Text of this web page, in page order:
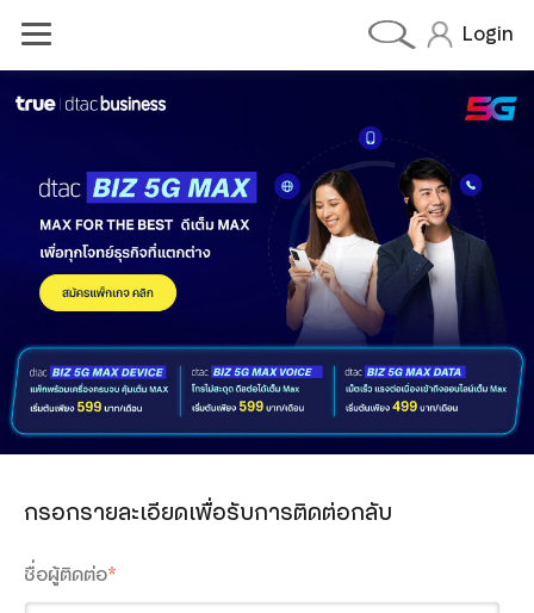
Login
dtac BIZ 5G MAX DATA
dtac BIZ 5G MAX VOICE
dtac BIZ 5G MAX DEVICE
OneCall
Cloud PBX
กรอกรายละเอียดเพื่อรับการติดต่อกลับ
ชื่อผู้ติดต่อ*